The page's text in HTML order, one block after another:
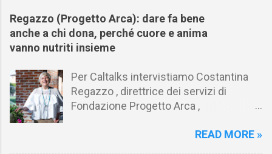
personalità, innovatori, decision maker
e opinion leader per comprendere i
temi e le scelte che stanno cambiando
analisi e raccogliere idee inerenti ai fatti
e trend che stanno modificando la
società dal punto di vista economico,
politico e istituzionale. Orietta, secondo
Regazzo (Progetto Arca): dare fa bene
anche a chi dona, perché cuore e anima
vanno nutriti insieme
Per Caltalks intervistiamo Costantina
Regazzo , direttrice dei servizi di
Fondazione Progetto Arca ,
fianco delle persone più fragili. Nelle
READ MORE »